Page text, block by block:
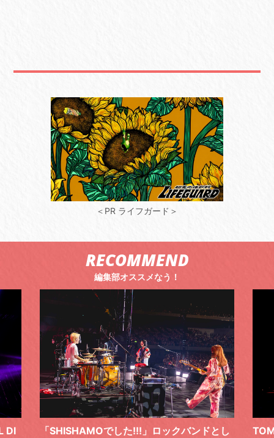
＜PR ライフガード＞
RECOMMEND
編集部オススメなう！
DI
「SHISHAMOでした!!!」ロックバンドとし